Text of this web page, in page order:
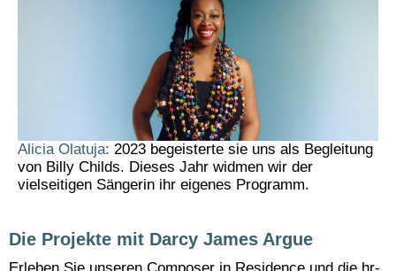
Alicia Olatuja: 2023 begeisterte sie uns als Begleitung
von Billy Childs. Dieses Jahr widmen wir der
vielseitigen Sängerin ihr eigenes Programm.
Die Projekte mit Darcy James Argue